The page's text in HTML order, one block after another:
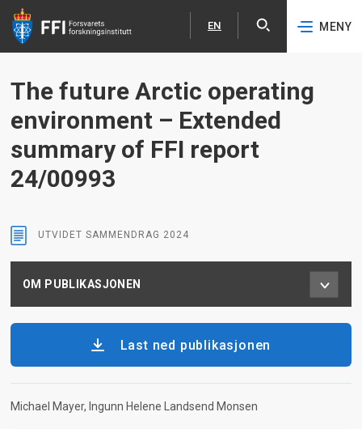
Hopp til hovedinnhold
EN
English MENY
The future Arctic operating
environment – Extended
summary of FFI report
24/00993
UTVIDET SAMMENDRAG 2024
OM PUBLIKASJONEN
Last ned publikasjonen
Michael Mayer Ingunn Helene Landsend Monsen